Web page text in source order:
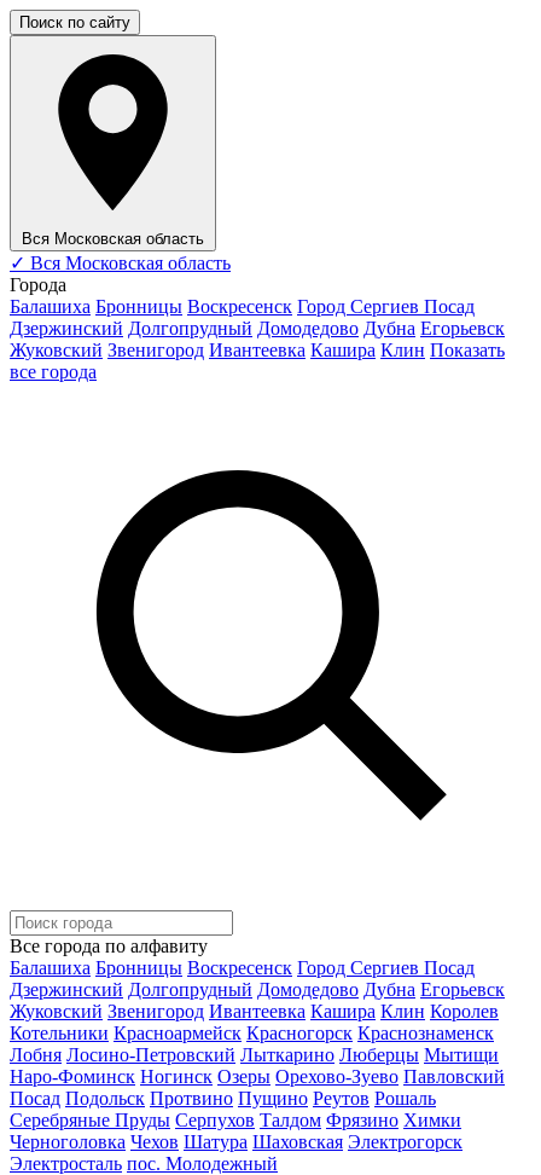
Поиск по сайту
Вся Московская область
✓ Вся Московская область
Города
Балашиха Бронницы Воскресенск Город Сергиев Посад
Дзержинский Долгопрудный Домодедово Дубна Егорьевск
Жуковский Звенигород Ивантеевка Кашира Клин Показать
все города
Все города по алфавиту
Балашиха Бронницы Воскресенск Город Сергиев Посад
Дзержинский Долгопрудный Домодедово Дубна Егорьевск
Жуковский Звенигород Ивантеевка Кашира Клин Королев
Котельники Красноармейск Красногорск Краснознаменск
Лобня Лосино-Петровский Лыткарино Люберцы Мытищи
Наро-Фоминск Ногинск Озеры Орехово-Зуево Павловский
Посад Подольск Протвино Пущино Реутов Рошаль
Серебряные Пруды Серпухов Талдом Фрязино Химки
Черноголовка Чехов Шатура Шаховская Электрогорск
Электросталь пос. Молодежный